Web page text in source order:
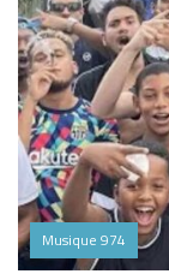
Musique 974